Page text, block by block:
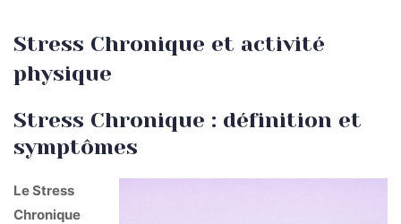
Stress Chronique et activité
physique
Stress Chronique : définition et
symptômes
Le Stress
Chronique